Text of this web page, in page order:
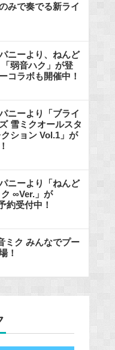
みで奏でる新ライ
ニーより、ねんど
弱音ハク」が登
コラボも開催中！
ニーより「ブライ
雪ミクオールスタ
ション Vol.1」が
ニーより「ねんど
∞Ver.」が
約受付中！
ミク みんなでプー
！